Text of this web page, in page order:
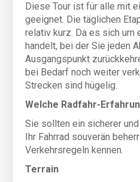
Hochwertige Thompson
gleichwertige Modelle) mit
Bosch Active+
Shimano Hydraulik-
Schaltungen. E-Bikes sind
Erwachsenengrößen
eignen sich für Radfahrer ab
1,50 m (4′ 11″).:+ € 110 pro
Diese Tour ist für alle mit
geeignet. Die täglichen
relativ kurz. Da es sich um
handelt, bei der Sie jeden
Ausgangspunkt
bei Bedarf noch weiter
Strecken sind hügelig.
Welche Radfahr-
Sie sollten ein sicherer
Ihr Fahrrad souverän
Verkehrsregeln kennen.
Terrain